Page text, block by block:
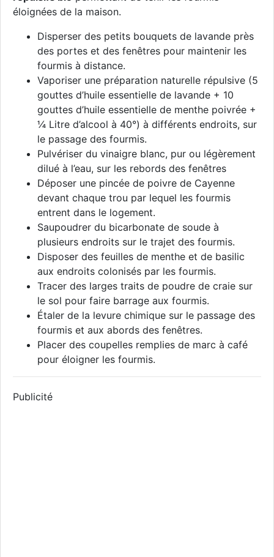
éloignées de la maison.
Disperser des petits bouquets de lavande près
des portes et des fenêtres pour maintenir les
fourmis à distance.
Vaporiser une préparation naturelle répulsive (5
gouttes d’huile essentielle de lavande + 10
gouttes d’huile essentielle de menthe poivrée +
¼ Litre d’alcool à 40°) à différents endroits, sur
le passage des fourmis.
Pulvériser du vinaigre blanc, pur ou légèrement
dilué à l’eau, sur les rebords des fenêtres
Déposer une pincée de poivre de Cayenne
devant chaque trou par lequel les fourmis
entrent dans le logement.
Saupoudrer du bicarbonate de soude à
plusieurs endroits sur le trajet des fourmis.
Disposer des feuilles de menthe et de basilic
aux endroits colonisés par les fourmis.
Tracer des larges traits de poudre de craie sur
le sol pour faire barrage aux fourmis.
Étaler de la levure chimique sur le passage des
fourmis et aux abords des fenêtres.
Placer des coupelles remplies de marc à café
pour éloigner les fourmis.
Publicité